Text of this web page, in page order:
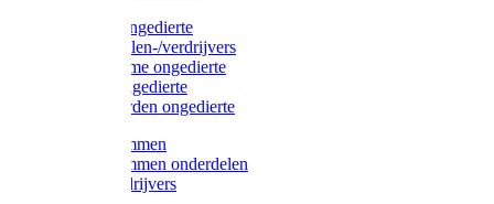
Diversen ongedierte
Insectenvallen-/verdrijvers
Protect Home ongedierte
Solabiol ongedierte
Protect Garden ongedierte
Mollenklemmen
Mollenklemmen onderdelen
Mollenverdrijvers